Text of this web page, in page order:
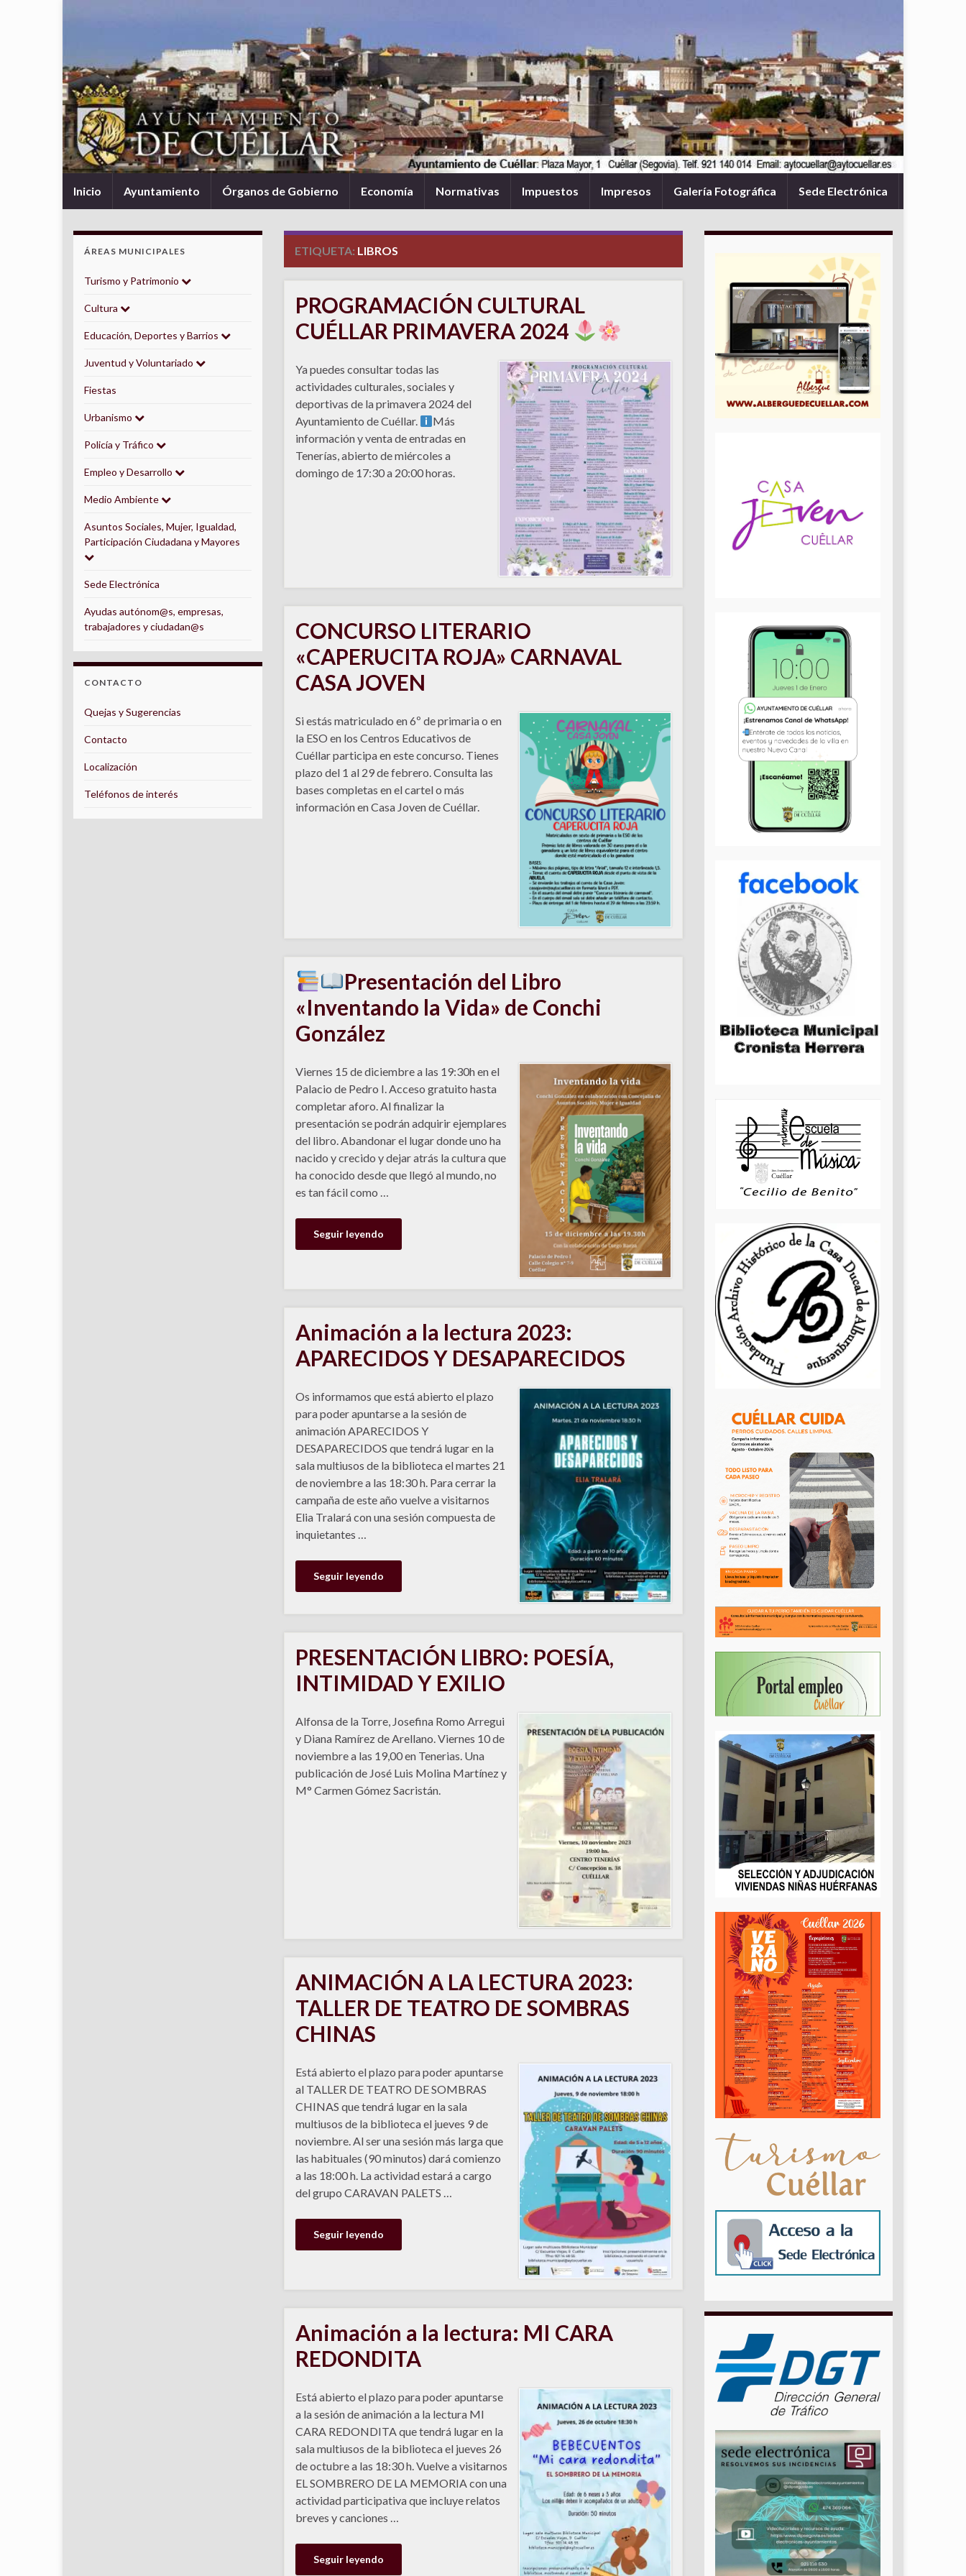
Inicio Ayuntamiento Órganos de Gobierno Economía Normativas Impuestos Impresos Galería Fotográfica Sede Electrónica
ETIQUETA: LIBROS
PROGRAMACIÓN CULTURAL
CUÉLLAR PRIMAVERA 2024
Ya puedes consultar todas las
actividades culturales, sociales y
deportivas de la primavera 2024 del
Ayuntamiento de Cuéllar.
Más
información y venta de entradas en
Tenerías, abierto de miércoles a
domingo de 17:30 a 20:00 horas.
CONCURSO LITERARIO
«CAPERUCITA ROJA» CARNAVAL
CASA JOVEN
Si estás matriculado en 6º de primaria o en
la ESO en los Centros Educativos de
Cuéllar participa en este concurso. Tienes
plazo del 1 al 29 de febrero. Consulta las
bases completas en el cartel o más
información en Casa Joven de Cuéllar.
Presentación del Libro
«Inventando la Vida» de Conchi
González
Viernes 15 de diciembre a las 19:30h en el
Palacio de Pedro I. Acceso gratuito hasta
completar aforo. Al finalizar la
presentación se podrán adquirir ejemplares
del libro. Abandonar el lugar donde uno ha
nacido y crecido y dejar atrás la cultura que
ha conocido desde que llegó al mundo, no
es tan fácil como …
Seguir leyendo
Animación a la lectura 2023:
APARECIDOS Y DESAPARECIDOS
Os informamos que está abierto el plazo
para poder apuntarse a la sesión de
animación APARECIDOS Y
DESAPARECIDOS que tendrá lugar en la
sala multiusos de la biblioteca el martes 21
de noviembre a las 18:30 h. Para cerrar la
campaña de este año vuelve a visitarnos
Elia Tralará con una sesión compuesta de
inquietantes …
Seguir leyendo
PRESENTACIÓN LIBRO: POESÍA,
INTIMIDAD Y EXILIO
Alfonsa de la Torre, Josefina Romo Arregui
y Diana Ramírez de Arellano. Viernes 10 de
noviembre a las 19,00 en Tenerias. Una
publicación de José Luis Molina Martínez y
M° Carmen Gómez Sacristán.
ANIMACIÓN A LA LECTURA 2023:
TALLER DE TEATRO DE SOMBRAS
CHINAS
Está abierto el plazo para poder apuntarse
al TALLER DE TEATRO DE SOMBRAS
CHINAS que tendrá lugar en la sala
multiusos de la biblioteca el jueves 9 de
noviembre. Al ser una sesión más larga que
las habituales (90 minutos) dará comienzo
a las 18:00 h. La actividad estará a cargo
del grupo CARAVAN PALETS …
Seguir leyendo
Animación a la lectura: MI CARA
REDONDITA
Está abierto el plazo para poder apuntarse
a la sesión de animación a la lectura MI
CARA REDONDITA que tendrá lugar en la
sala multiusos de la biblioteca el jueves 26
de octubre a las 18:30 h. Vuelve a visitarnos
EL SOMBRERO DE LA MEMORIA con una
actividad participativa que incluye relatos
breves y canciones …
Seguir leyendo
ÁREAS MUNICIPALES
Turismo y Patrimonio
Cultura
Educación, Deportes y Barrios
Juventud y Voluntariado
Fiestas
Urbanismo
Policía y Tráfico
Empleo y Desarrollo
Medio Ambiente
Asuntos Sociales, Mujer, Igualdad,
Participación Ciudadana y Mayores
Sede Electrónica
Ayudas autónom@s, empresas,
trabajadores y ciudadan@s
CONTACTO
Quejas y Sugerencias
Contacto
Localización
Teléfonos de interés